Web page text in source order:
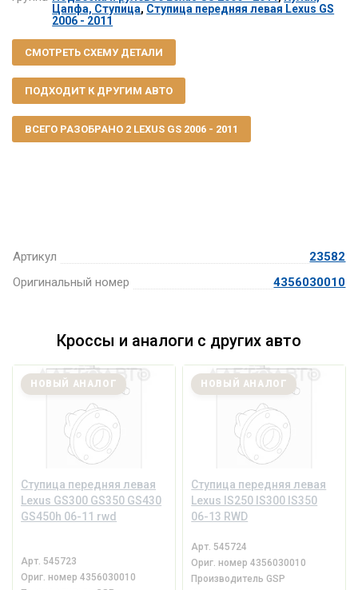
Артикул
23582
Оригинальный номер
4356030010
Цапфа, Ступица, Ступица передняя левая Lexus GS
2006 - 2011
СМОТРЕТЬ СХЕМУ ДЕТАЛИ
ПОДХОДИТ К ДРУГИМ АВТО
ВСЕГО РАЗОБРАНО 2 LEXUS GS 2006 - 2011
Кроссы и аналоги с других авто
Ступица передняя левая
Lexus GS300 GS350 GS430
GS450h 06-11 rwd
НОВЫЙ АНАЛОГ
Арт. 545723
Ориг. номер4356030010
Ступица передняя левая
Lexus IS250 IS300 IS350
06-13 RWD
НОВЫЙ АНАЛОГ
Арт. 545724
Ориг. номер4356030010
Производитель GSP